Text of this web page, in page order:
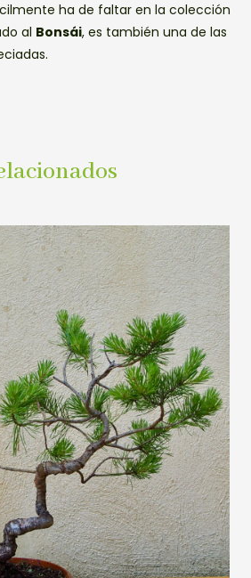
ha de faltar en la colección
al Bonsái, es también una de las